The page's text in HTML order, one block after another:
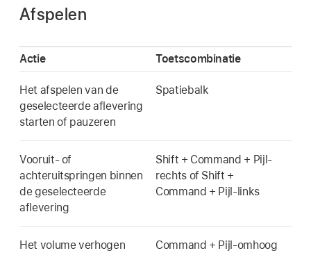
Afspelen
Actie Toetscombinatie
Het afspelen van de
geselecteerde aflevering
starten of pauzeren
Spatiebalk
Vooruit- of
achteruitspringen binnen
de geselecteerde
aflevering
Shift + Command + Pijl-
rechts of Shift +
Command + Pijl-links
Het volume verhogen Command + Pijl-omhoog